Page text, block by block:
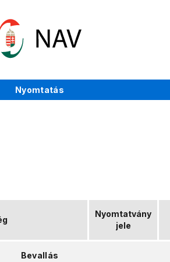
Nyomtatás
Nyomtatvány
jele
Bevallás